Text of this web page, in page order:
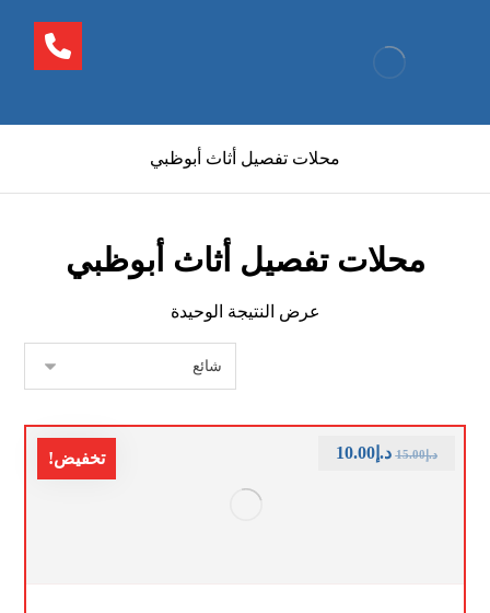
محلات تفصيل أثاث أبوظبي
محلات تفصيل أثاث أبوظبي
عرض النتيجة الوحيدة
تخفيض! د.إ15.00 د.إ10.00